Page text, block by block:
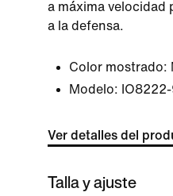
a máxima velocidad
a la defensa.
Color mostrado:
Modelo:
Ver detalles del
Talla y ajuste